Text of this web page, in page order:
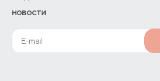
новости